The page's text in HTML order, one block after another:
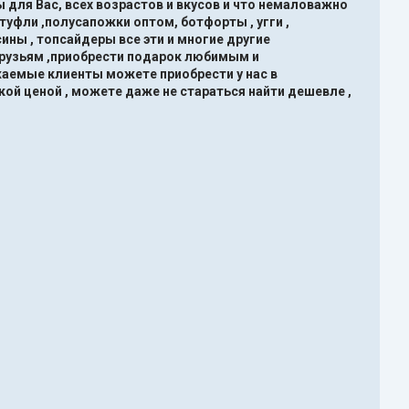
Вас, всех возрастов и вкусов и что немаловажно
,полусапожки оптом, ботфорты , угги ,
, топсайдеры все эти и многие другие
,приобрести подарок любимым и
клиенты можете приобрести у нас в
ценой , можете даже не стараться найти дешевле ,